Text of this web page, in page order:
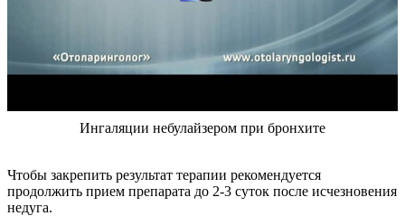
Ингаляции небулайзером при бронхите
Чтобы закрепить результат терапии рекомендуется
продолжить прием препарата до 2-3 суток после исчезновения
недуга.